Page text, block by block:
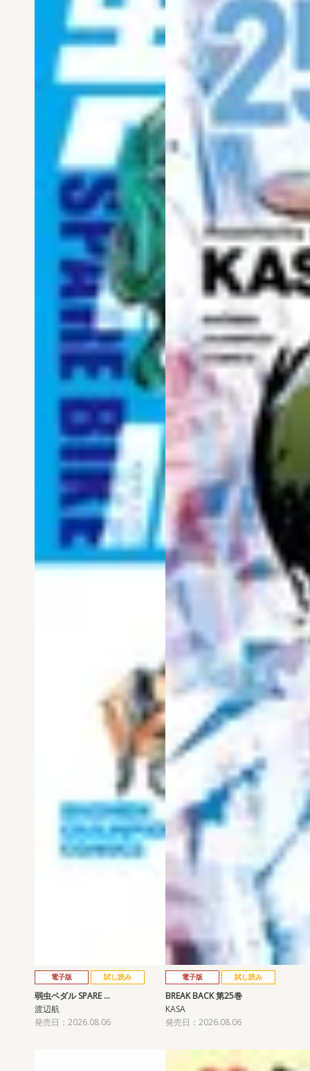
電子版 試し読み
弱虫ペダル SPARE …
渡辺航
発売日：2026.08.06
電子版 試し読み
BREAK BACK 第25巻
KASA
発売日：2026.08.06